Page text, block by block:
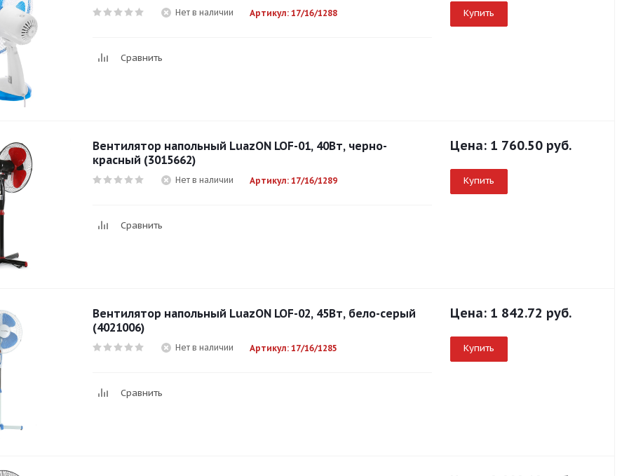
Нет в наличии Артикул: 17/16/1288
Сравнить
Купить
Вентилятор напольный LuazON LOF-01, 40Вт, черно-
красный (3015662)
Нет в наличии Артикул: 17/16/1289
Сравнить
Цена: 1 760.50 руб.
Купить
Вентилятор напольный LuazON LOF-02, 45Вт, бело-серый
(4021006)
Нет в наличии Артикул: 17/16/1285
Сравнить
Цена: 1 842.72 руб.
Купить